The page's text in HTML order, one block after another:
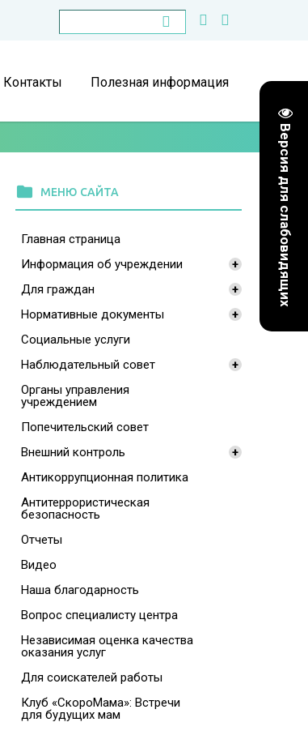
Версия для слабовидящих
Контакты Полезная информация
folder МЕНЮ САЙТА
Главная страница
Информация об учреждении
+
Для граждан
+
Нормативные документы
+
Социальные услуги
Наблюдательный совет
+
Органы управления
учреждением
Попечительский совет
Внешний контроль
+
Антикоррупционная политика
Антитеррористическая
безопасность
Отчеты
Видео
Наша благодарность
Вопрос специалисту центра
Независимая оценка качества
оказания услуг
Для соискателей работы
Клуб «СкороМама»: Встречи
для будущих мам